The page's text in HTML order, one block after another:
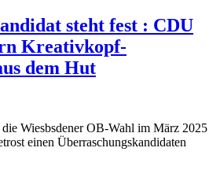
steht fest : CDU
Kreativkopf-
dem Hut
Wiesbsdener OB-Wahl im März 2025
einen Überraschungskandidaten